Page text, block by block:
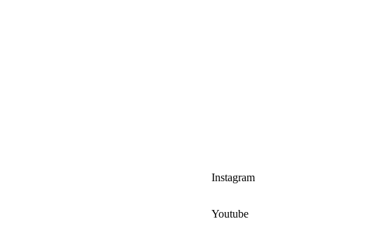
Instagram
Youtube